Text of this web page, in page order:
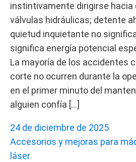
instintivamente dirigirse hacia
válvulas hidráulicas; detente
quietud inquietante no
significa energía potencial
La mayoría de los accidentes
corte no ocurren durante la
en el primer minuto del
alguien confía […]
24 de diciembre de 2025
Accesorios y mejoras para
láser